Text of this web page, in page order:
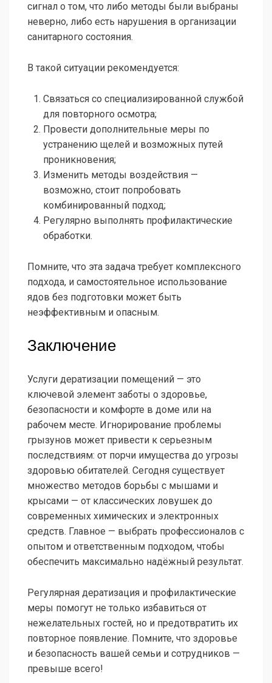
сигнал о том, что либо методы были выбраны
неверно, либо есть нарушения в организации
санитарного состояния.
В такой ситуации рекомендуется:
Связаться со специализированной службой
для повторного осмотра;
Провести дополнительные меры по
устранению щелей и возможных путей
проникновения;
Изменить методы воздействия —
возможно, стоит попробовать
комбинированный подход;
Регулярно выполнять профилактические
обработки.
Помните, что эта задача требует комплексного
подхода, и самостоятельное использование
ядов без подготовки может быть
неэффективным и опасным.
Заключение
Услуги дератизации помещений — это
ключевой элемент заботы о здоровье,
безопасности и комфорте в доме или на
рабочем месте. Игнорирование проблемы
грызунов может привести к серьезным
последствиям: от порчи имущества до угрозы
здоровью обитателей. Сегодня существует
множество методов борьбы с мышами и
крысами — от классических ловушек до
современных химических и электронных
средств. Главное — выбрать профессионалов с
опытом и ответственным подходом, чтобы
обеспечить максимально надёжный результат.
Регулярная дератизация и профилактические
меры помогут не только избавиться от
нежелательных гостей, но и предотвратить их
повторное появление. Помните, что здоровье
и безопасность вашей семьи и сотрудников —
превыше всего!